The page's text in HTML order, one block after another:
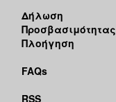
Δήλωση
Προσβασιμότητας
Πλοήγηση
FAQs
RSS